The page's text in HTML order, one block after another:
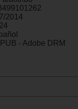
7/2014
- Adobe DRM